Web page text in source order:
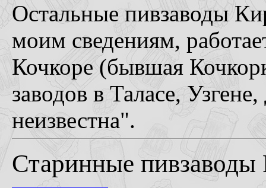
Остальные пивзаводы
моим сведениям,
Кочкоре (бывшая
заводов в Таласе,
неизвестна".
Старинные пивзаводы